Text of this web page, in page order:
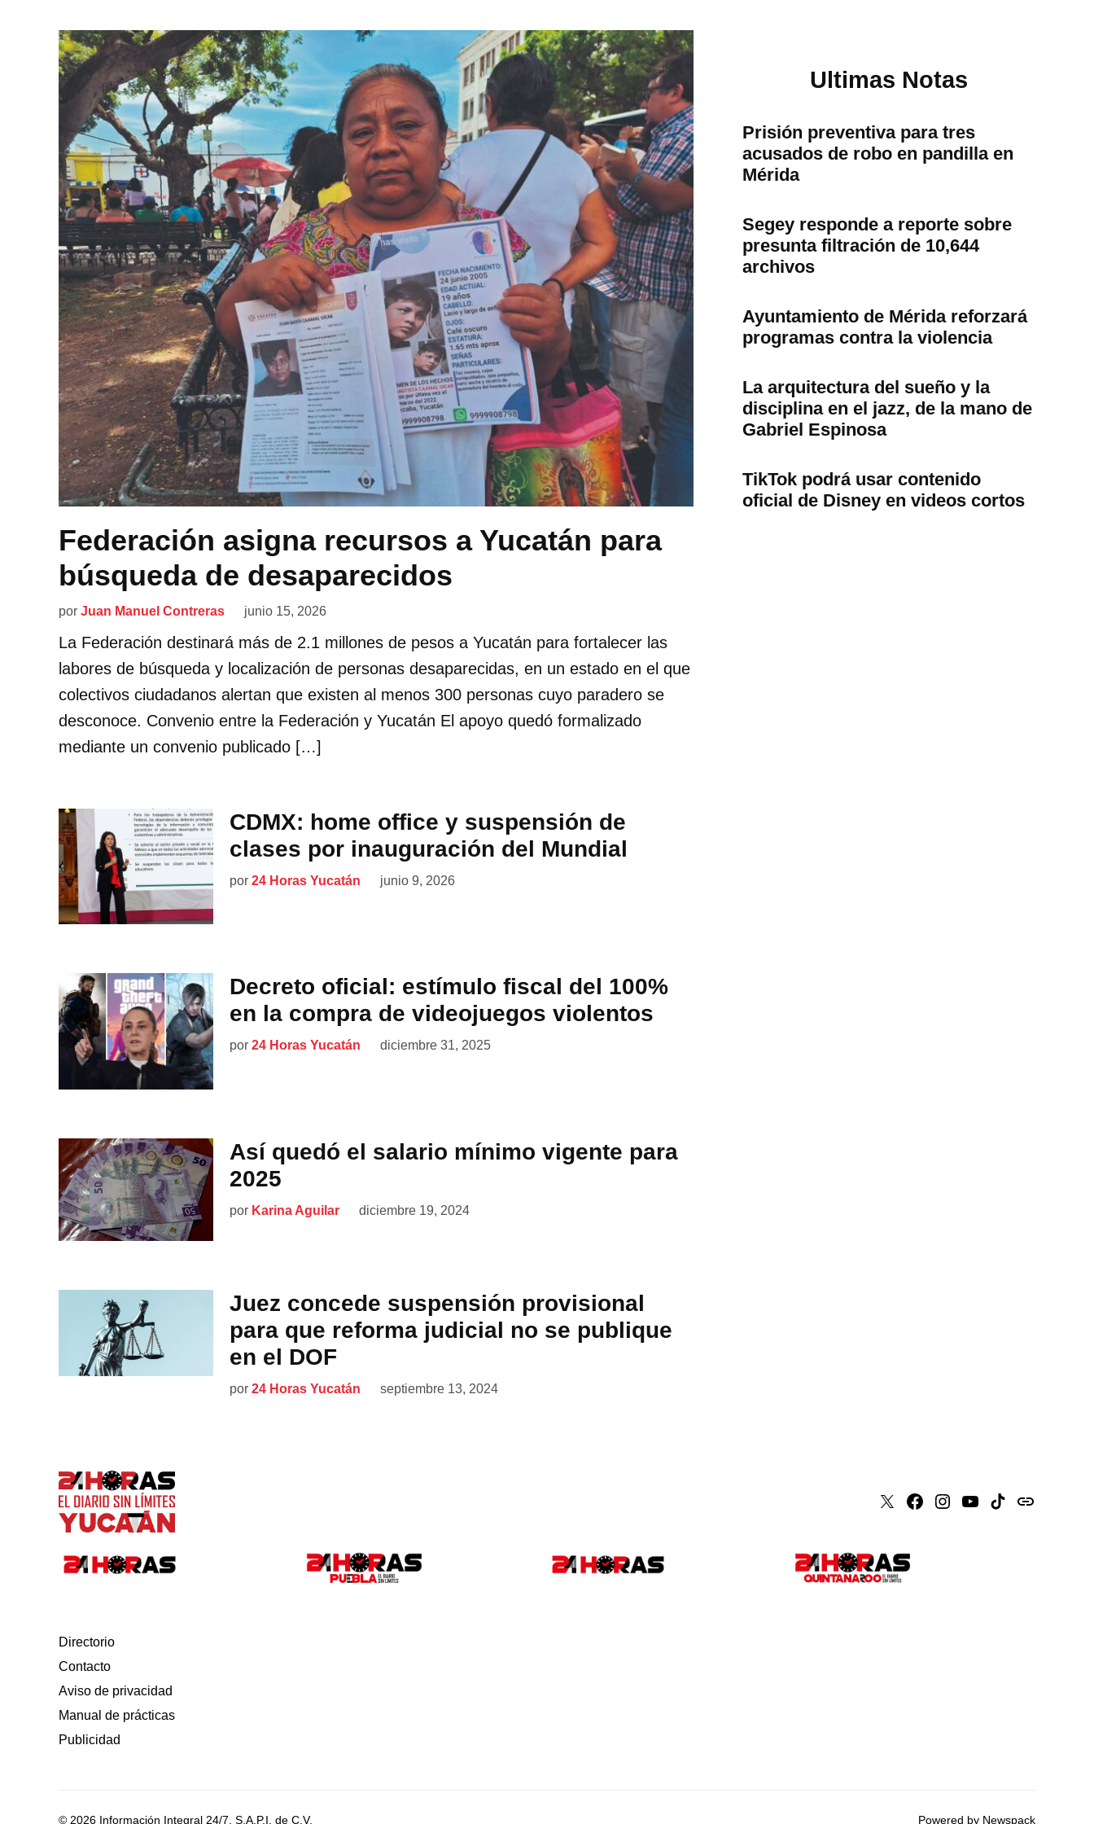
Federación asigna recursos a Yucatán para
búsqueda de desaparecidos
por Juan Manuel Contreras junio 15, 2026
La Federación destinará más de 2.1 millones de pesos a Yucatán para fortalecer las
labores de búsqueda y localización de personas desaparecidas, en un estado en el que
colectivos ciudadanos alertan que existen al menos 300 personas cuyo paradero se
desconoce. Convenio entre la Federación y Yucatán El apoyo quedó formalizado
mediante un convenio publicado […]
CDMX: home office y suspensión de
clases por inauguración del Mundial
por 24 Horas Yucatán junio 9, 2026
Decreto oficial: estímulo fiscal del 100%
en la compra de videojuegos violentos
por 24 Horas Yucatán diciembre 31, 2025
Así quedó el salario mínimo vigente para
2025
por Karina Aguilar diciembre 19, 2024
Juez concede suspensión provisional
para que reforma judicial no se publique
en el DOF
por 24 Horas Yucatán septiembre 13, 2024
Ultimas Notas
Prisión preventiva para tres
acusados de robo en pandilla en
Mérida
Segey responde a reporte sobre
presunta filtración de 10,644
archivos
Ayuntamiento de Mérida reforzará
programas contra la violencia
La arquitectura del sueño y la
disciplina en el jazz, de la mano de
Gabriel Espinosa
TikTok podrá usar contenido
oficial de Disney en videos cortos
X Faceboook
Instagram
Youtube
Tiktokissuu
Directorio
Contacto
Aviso de privacidad
Manual de prácticas
Publicidad
© 2026 Información Integral 24/7, S.A.P.I. de C.V. Powered by Newspack